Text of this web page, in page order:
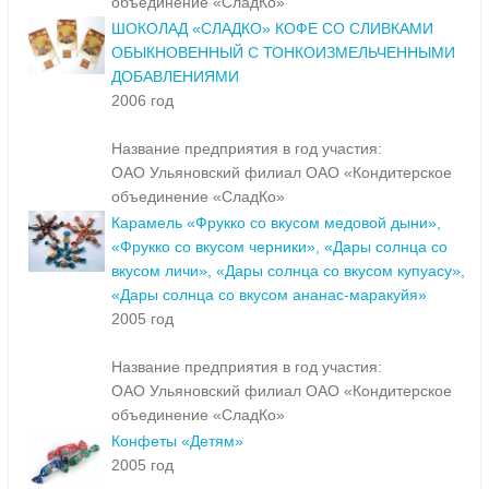
ШОКОЛАД «СЛАДКО» КОФЕ СО СЛИВКАМИ
ОБЫКНОВЕННЫЙ С ТОНКОИЗМЕЛЬЧЕННЫМИ
ДОБАВЛЕНИЯМИ
2006 год
Название предприятия в год участия:
ОАО Ульяновский филиал ОАО «Кондитерское
объединение «СладКо»
Карамель «Фрукко со вкусом медовой дыни»,
«Фрукко со вкусом черники», «Дары солнца со
вкусом личи», «Дары солнца со вкусом купуасу»,
«Дары солнца со вкусом ананас-маракуйя»
2005 год
Название предприятия в год участия:
ОАО Ульяновский филиал ОАО «Кондитерское
объединение «СладКо»
Конфеты «Детям»
2005 год